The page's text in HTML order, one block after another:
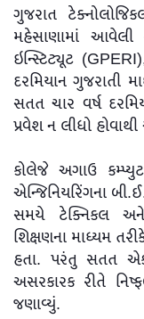
ગુજરાત
મહેસાણામાં આવેલી
ઇન્સ્ટિટ્યૂટ
દરમિયાન ગુજરાતી
સતત ચાર વર્ષ
પ્રવેશ ન લીધો
કોલેજે અગાઉ
એન્જિનિયરિંગના
સમયે ટેક્નિકલ અને
શિક્ષણના માધ્યમ
હતા. પરંતુ સતત
અસરકારક રીતે
જણાવ્યું.